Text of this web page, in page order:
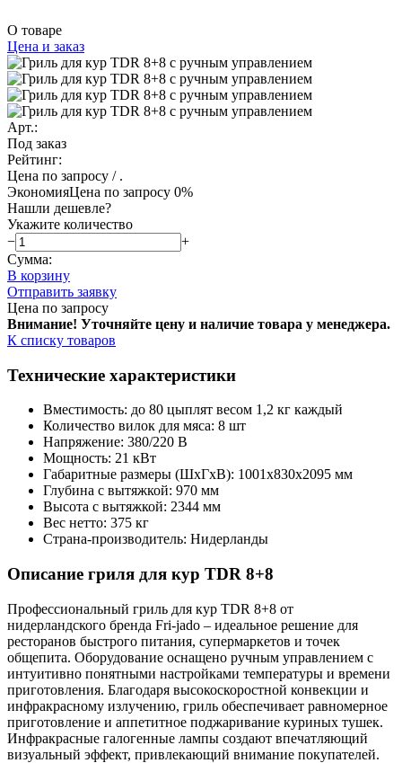
О товаре
Цена и заказ
Арт.:
Под заказ
Рейтинг:
Цена по запросу / .
ЭкономияЦена по запросу 0%
Нашли дешевле?
Укажите количество
−
+
Сумма:
В корзину
Отправить заявку
Цена по запросу
Внимание! Уточняйте цену и наличие товара у менеджера.
К списку товаров
Технические характеристики
Вместимость: до 80 цыплят весом 1,2 кг каждый
Количество вилок для мяса: 8 шт
Напряжение: 380/220 В
Мощность: 21 кВт
Габаритные размеры (ШхГхВ): 1001х830х2095 мм
Глубина с вытяжкой: 970 мм
Высота с вытяжкой: 2344 мм
Вес нетто: 375 кг
Страна-производитель: Нидерланды
Описание гриля для кур TDR 8+8
Профессиональный гриль для кур TDR 8+8 от
нидерландского бренда Fri-jado – идеальное решение для
ресторанов быстрого питания, супермаркетов и точек
общепита. Оборудование оснащено ручным управлением с
интуитивно понятными настройками температуры и времени
приготовления. Благодаря высокоскоростной конвекции и
инфракрасному излучению, гриль обеспечивает равномерное
приготовление и аппетитное поджаривание куриных тушек.
Инфракрасные галогенные лампы создают впечатляющий
визуальный эффект, привлекающий внимание покупателей.